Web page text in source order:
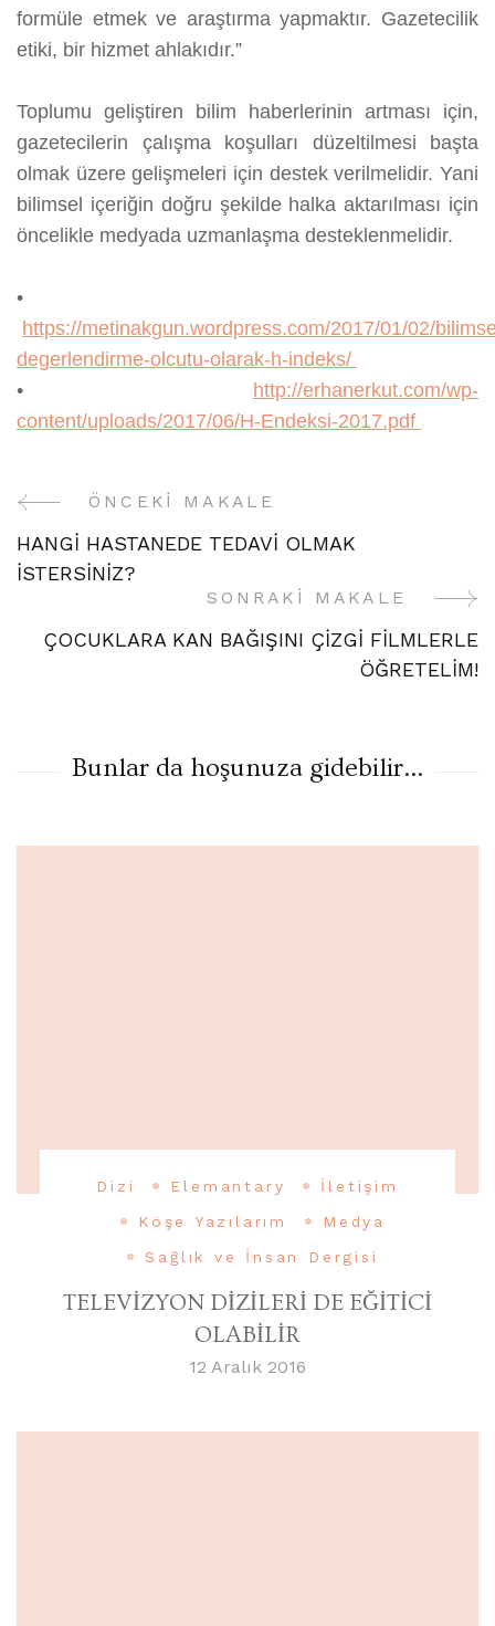
formüle etmek ve araştırma yapmaktır. Gazetecilik
etiki, bir hizmet ahlakıdır.”
Toplumu geliştiren bilim haberlerinin artması için,
gazetecilerin çalışma koşulları düzeltilmesi başta
olmak üzere gelişmeleri için destek verilmelidir. Yani
bilimsel içeriğin doğru şekilde halka aktarılması için
öncelikle medyada uzmanlaşma desteklenmelidir.
•
https://metinakgun.wordpress.com/2017/01/02/
degerlendirme-olcutu-olarak-h-indeks/
•
http://erhanerkut.com/wp-
content/uploads/2017/06/H-Endeksi-2017.pdf
Yazı
Gezinme
ÖNCEKI MAKALE
HANGİ HASTANEDE TEDAVİ OLMAK
İSTERSİNİZ?
SONRAKI MAKALE
ÇOCUKLARA KAN BAĞIŞINI ÇİZGİ FİLMLERLE
ÖĞRETELİM!
Bunlar da hoşunuza gidebilir...
Dizi Elemantary
İletişim
Köşe Yazılarım
Medya
Sağlık ve İnsan Dergisi
TELEVİZYON DİZİLERİ DE EĞİTİCİ
OLABİLİR
12 Aralık 2016